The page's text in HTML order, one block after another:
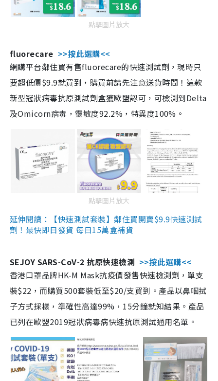
點擊圖片放大
fluorecare >>按此選購<<
網購平台鄰住買有售fluorecare的快速測試劑，現時只
要超低價$9.9就買到，購買前請先注意送貨時間！這款
新型冠狀病毒抗原測試劑盒獲歐盟認可，可檢測到Delta
及Omicorn病毒，靈敏度92.2%，特異度100%。
點擊圖片放大
延伸閱讀：【快速測試套裝】鄰住買開賣$9.9快速測試
劑！最快即日發貨 每日15萬盒補貨
SEJOY SARS-CoV-2 抗原快速檢測 >>按此選購<<
香港口罩品牌HK-M Mask抗疫價發售快速檢測劑，單支
裝$22，而購買500套裝低至$20/支買到。產品以鼻咽拭
子方式採樣，準確性高達99%，15分鐘就知結果。產品
已列在歐盟2019冠狀病毒病快速抗原測試通用名單。